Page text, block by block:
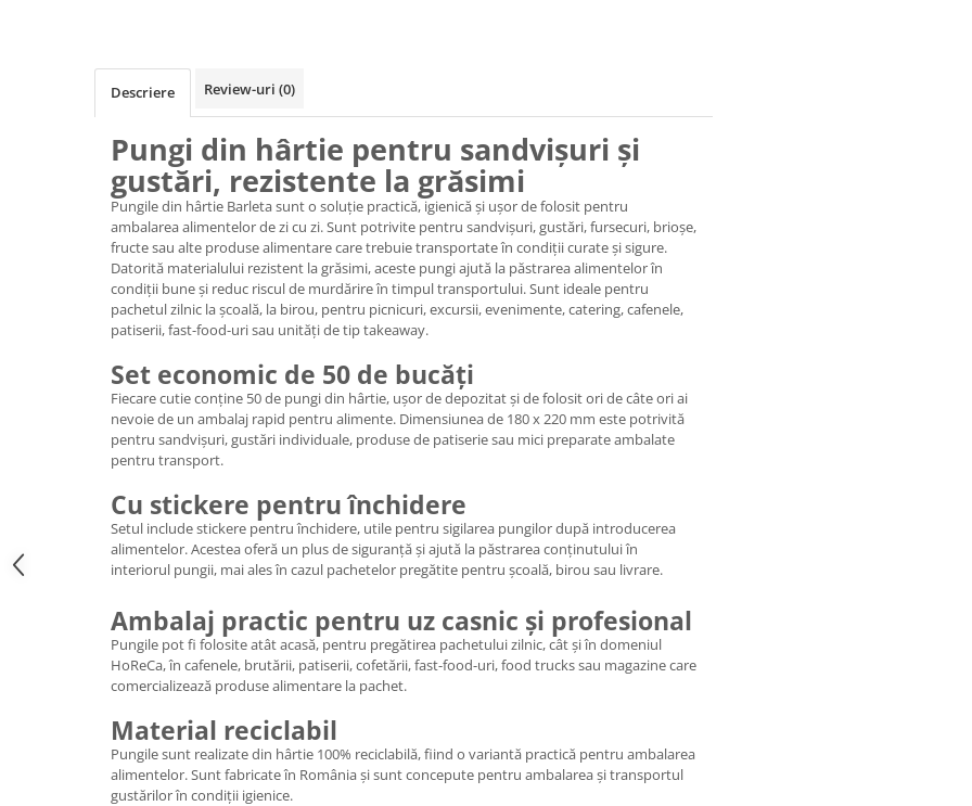
Descriere Review-uri (0)
Pungi din hârtie pentru sandvișuri și
gustări, rezistente la grăsimi
Pungile din hârtie Barleta sunt o soluție practică, igienică și ușor de folosit pentru
ambalarea alimentelor de zi cu zi. Sunt potrivite pentru sandvișuri, gustări, fursecuri, brioșe,
fructe sau alte produse alimentare care trebuie transportate în condiții curate și sigure.
Datorită materialului rezistent la grăsimi, aceste pungi ajută la păstrarea alimentelor în
condiții bune și reduc riscul de murdărire în timpul transportului. Sunt ideale pentru
pachetul zilnic la școală, la birou, pentru picnicuri, excursii, evenimente, catering, cafenele,
patiserii, fast-food-uri sau unități de tip takeaway.
Set economic de 50 de bucăți
Fiecare cutie conține 50 de pungi din hârtie, ușor de depozitat și de folosit ori de câte ori ai
nevoie de un ambalaj rapid pentru alimente. Dimensiunea de 180 x 220 mm este potrivită
pentru sandvișuri, gustări individuale, produse de patiserie sau mici preparate ambalate
pentru transport.
Cu stickere pentru închidere
Setul include stickere pentru închidere, utile pentru sigilarea pungilor după introducerea
alimentelor. Acestea oferă un plus de siguranță și ajută la păstrarea conținutului în
interiorul pungii, mai ales în cazul pachetelor pregătite pentru școală, birou sau livrare.
Ambalaj practic pentru uz casnic și profesional
Pungile pot fi folosite atât acasă, pentru pregătirea pachetului zilnic, cât și în domeniul
HoReCa, în cafenele, brutării, patiserii, cofetării, fast-food-uri, food trucks sau magazine care
comercializează produse alimentare la pachet.
Material reciclabil
Pungile sunt realizate din hârtie 100% reciclabilă, fiind o variantă practică pentru ambalarea
alimentelor. Sunt fabricate în România și sunt concepute pentru ambalarea și transportul
gustărilor în condiții igienice.